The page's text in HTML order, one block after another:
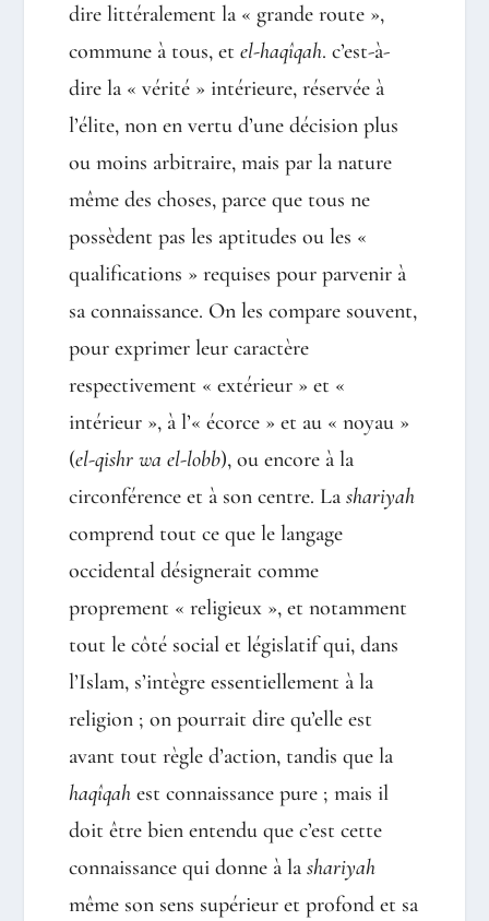
dire littéralement la « grande route »,
commune à tous, et el-haqîqah. c’est-à-
dire la « vérité » intérieure, réservée à
l’élite, non en vertu d’une décision plus
ou moins arbitraire, mais par la nature
même des choses, parce que tous ne
possèdent pas les aptitudes ou les «
qualifications » requises pour parvenir à
sa connaissance. On les compare souvent,
pour exprimer leur caractère
respectivement « extérieur » et «
intérieur », à l’« écorce » et au « noyau »
(el-qishr wa el-lobb), ou encore à la
circonférence et à son centre. La shariyah
comprend tout ce que le langage
occidental désignerait comme
proprement « religieux », et notamment
tout le côté social et législatif qui, dans
l’Islam, s’intègre essentiellement à la
religion ; on pourrait dire qu’elle est
avant tout règle d’action, tandis que la
haqîqahest connaissance pure ; mais il
doit être bien entendu que c’est cette
connaissance qui donne à la shariyah
même son sens supérieur et profond et sa